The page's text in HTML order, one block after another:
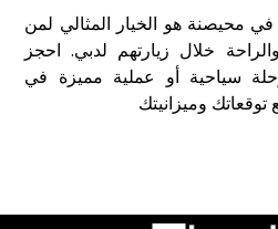
محيصنة هو الخيار المثالي لمن
خلال زيارتهم لدبي. احجز
سياحية أو عملية مميزة في
وميزانيتك